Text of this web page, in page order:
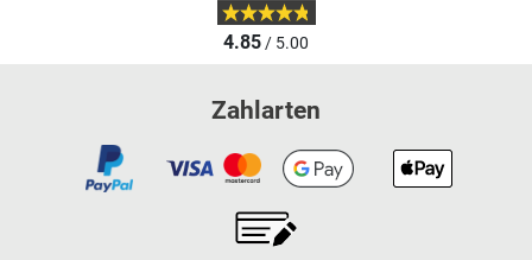
4.85/ 5.00
Zahlarten